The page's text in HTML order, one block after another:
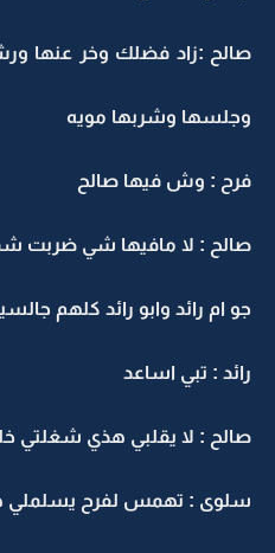
صالح :زاد فضلك وخر عنها
وجلسها وشربها مويه
فرح : وش فيها صالح
صالح : لا مافيها شي ضربت
جو ام رائد وابو رائد كلهم
رائد : تبي اساعد
صالح : لا يقلبي هذي شغلتي
سلوى : تهمس لفرح يسلملي